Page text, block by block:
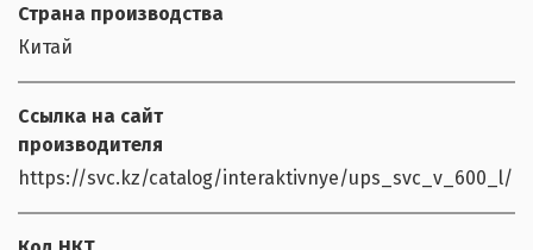
Страна производства
Китай
Ссылка на сайт
производителя
https://svc.kz/catalog/interaktivnye/ups_svc_v_600_l/